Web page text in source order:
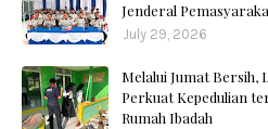
Jenderal
July 29, 2026
Melalui Jumat Bersih,
Perkuat Kepedulian
Rumah Ibadah